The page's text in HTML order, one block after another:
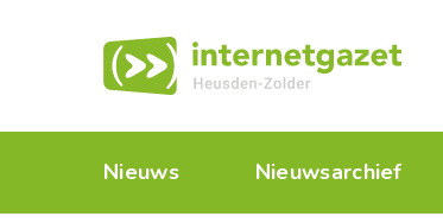
Nieuws Nieuwsarchief